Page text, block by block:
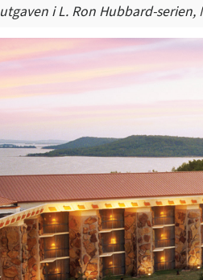
utgaven i L. Ron Hubbard-serien,